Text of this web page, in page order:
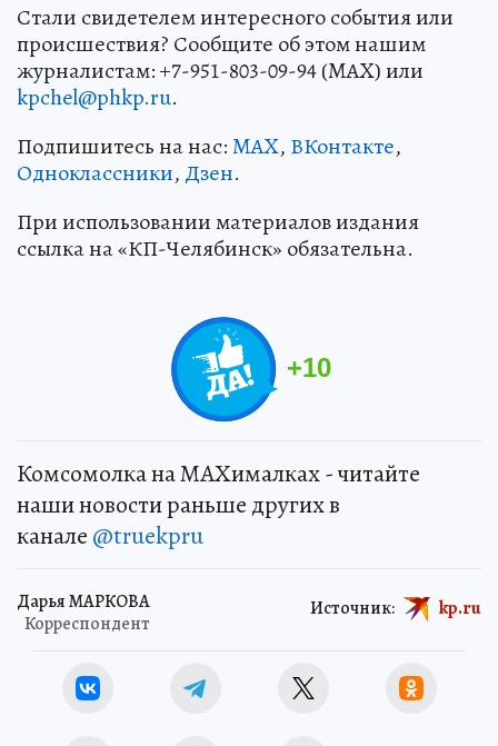
Стали свидетелем интересного события или
происшествия? Сообщите об этом нашим
журналистам: +7-951-803-09-94 (MAX) или
kpchel@phkp.ru.
Подпишитесь на нас:MAX, ВКонтакте,
Одноклассники, Дзен.
При использовании материалов издания
ссылка на «КП-Челябинск» обязательна.
+10
Комсомолка на MAXималках - читайте
наши новости раньше других в
канале @truekpru
Дарья МАРКОВА
Корреспондент
Источник: kp.ru